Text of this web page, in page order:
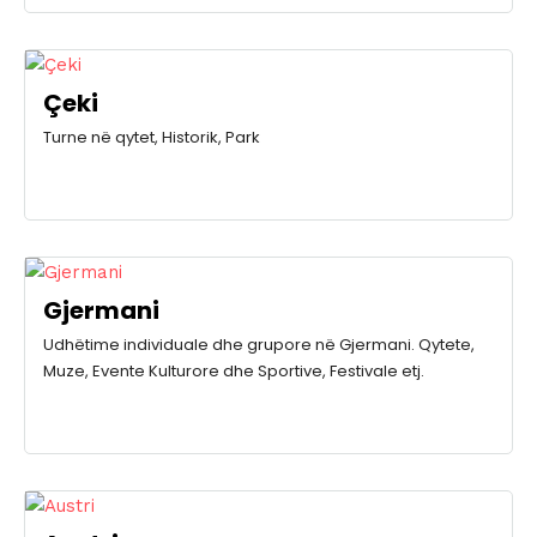
Çeki
Turne në qytet, Historik, Park
Gjermani
Udhëtime individuale dhe grupore në Gjermani. Qytete,
Muze, Evente Kulturore dhe Sportive, Festivale etj.